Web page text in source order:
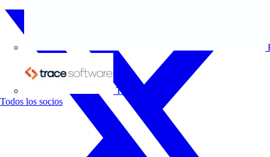
Trace Software
Todos los socios